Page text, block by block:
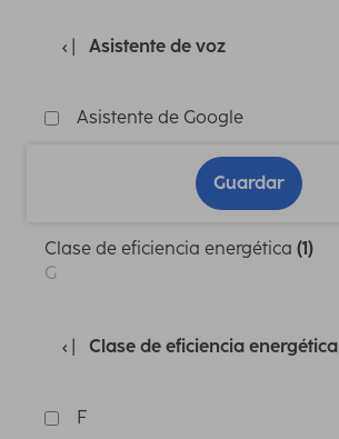
Asistente de voz
Asistente de Google
Guardar
Clase de eficiencia energética (1)
G
Clase de eficiencia energética
F